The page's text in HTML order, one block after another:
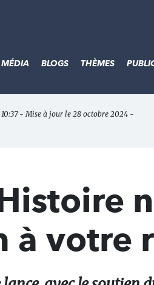
MÉDIA BLOGS THÈMES
- Mise à jour le 28 octobre 2024 -
à votre